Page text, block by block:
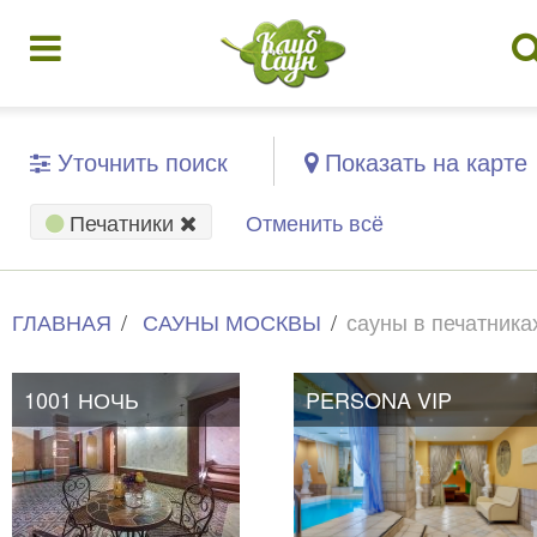
Уточнить поиск Показать на карте
Печатники Отменить всё
ГЛАВНАЯ САУНЫ МОСКВЫ сауны в
1001 НОЧЬ PERSONA VIP